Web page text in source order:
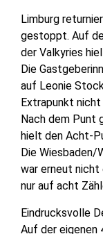
Limburg
gestoppt. Auf
der Valkyries
Die
auf Leonie
Extrapunkt
Nach dem Punt
hielt den Acht-
Die Wiesbaden/
war erneut nicht
nur auf acht
Eindrucksvolle
Auf der eigenen